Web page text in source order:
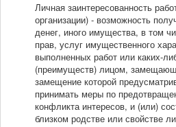
Личная заинтересованность
организации) - возможность
денег, иного имущества, в том
прав, услуг имущественного
выполненных работ или каких-
(преимуществ) лицом,
замещение которой
принимать меры по
конфликта интересов, и (или)
близком родстве или свойстве